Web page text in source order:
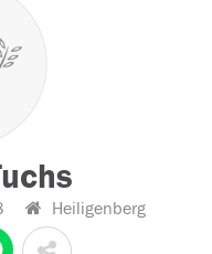
Heiligenberg